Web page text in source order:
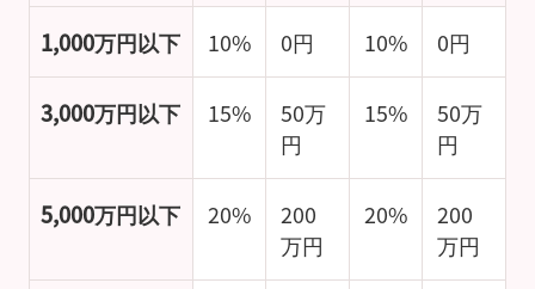
1,000万円以下 10% 0円 10% 0円
3,000万円以下 15%
50万
円
15%
50万
円
5,000万円以下 20%
200
万円
20%
200
万円